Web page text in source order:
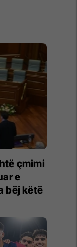
çmimi
e
bëj këtë